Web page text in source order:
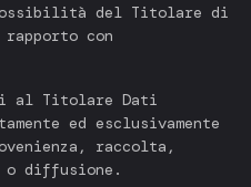
del Titolare di
con
al Titolare Dati
ed esclusivamente
raccolta,
o diffusione.